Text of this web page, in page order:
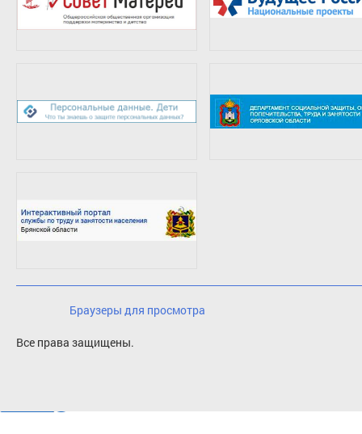
Браузеры для просмотра
Все права защищены.